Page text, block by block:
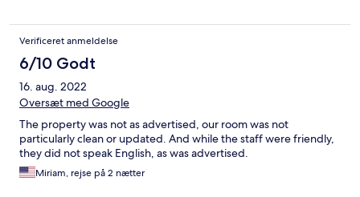
Verificeret anmeldelse
6/10 Godt
16. aug. 2022
Oversæt med Google
The property was not as advertised, our room was not
particularly clean or updated. And while the staff were friendly,
they did not speak English, as was advertised.
Miriam, rejse på 2 nætter